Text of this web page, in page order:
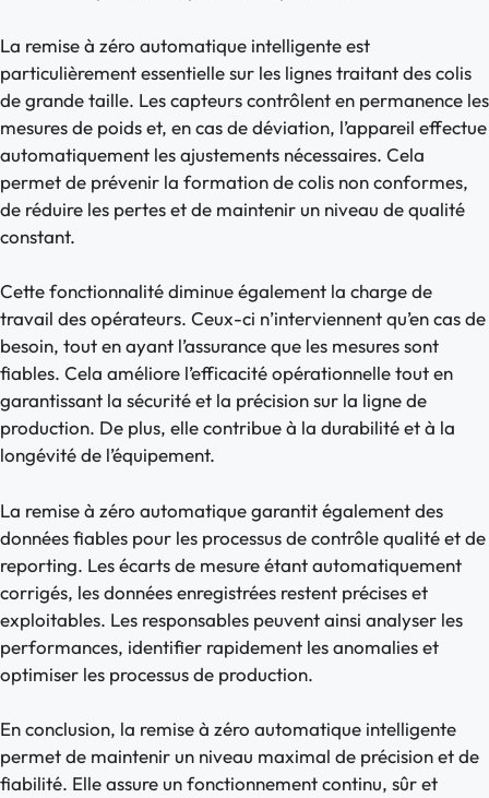
La remise à zéro automatique intelligente est
particulièrement essentielle sur les lignes traitant des colis
de grande taille. Les capteurs contrôlent en permanence les
mesures de poids et, en cas de déviation, l’appareil effectue
automatiquement les ajustements nécessaires. Cela
permet de prévenir la formation de colis non conformes,
de réduire les pertes et de maintenir un niveau de qualité
constant.
Cette fonctionnalité diminue également la charge de
travail des opérateurs. Ceux-ci n’interviennent qu’en cas de
besoin, tout en ayant l’assurance que les mesures sont
fiables. Cela améliore l’efficacité opérationnelle tout en
garantissant la sécurité et la précision sur la ligne de
production. De plus, elle contribue à la durabilité et à la
longévité de l’équipement.
La remise à zéro automatique garantit également des
données fiables pour les processus de contrôle qualité et de
reporting. Les écarts de mesure étant automatiquement
corrigés, les données enregistrées restent précises et
exploitables. Les responsables peuvent ainsi analyser les
performances, identifier rapidement les anomalies et
optimiser les processus de production.
En conclusion, la remise à zéro automatique intelligente
permet de maintenir un niveau maximal de précision et de
fiabilité. Elle assure un fonctionnement continu, sûr et